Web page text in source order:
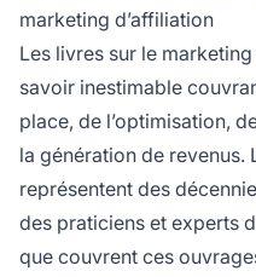
marketing d’affiliation
Les livres sur le
savoir inestimable
place, de l’optimisation,
la génération de revenus.
représentent des
des praticiens et experts
que couvrent ces